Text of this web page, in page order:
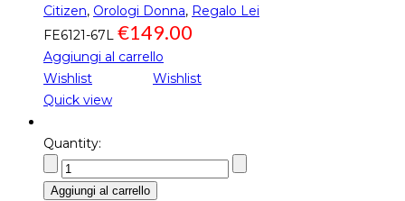
Citizen, Orologi Donna, Regalo Lei
FE6121-67L €149.00
Aggiungi al carrello
Wishlist
Wishlist
Quick view
Quantity:
Aggiungi al carrello